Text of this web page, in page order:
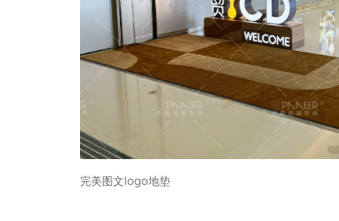
完美图文logo地垫